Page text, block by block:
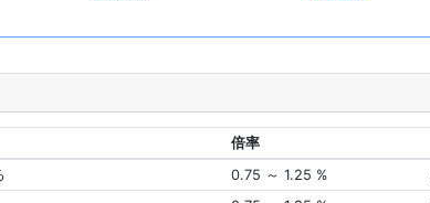
倍率
0.75 ～ 1.25 %